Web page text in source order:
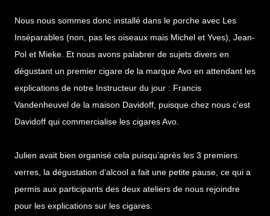
Nous nous sommes donc installé dans le porche avec Les
Inséparables (non, pas les oiseaux mais Michel et Yves), Jean-
Pol et Mieke. Et nous avons palabrer de sujets divers en
dégustant un premier cigare de la marque Avo en attendant les
explications de notre Instructeur du jour : Francis
Vandenheuvel de la maison Davidoff, puisque chez nous c’est
Davidoff qui commercialise les cigares Avo.
Julien avait bien organisé cela puisqu’après les 3 premiers
verres, la dégustation d’alcool a fait une petite pause, ce qui a
permis aux participants des deux ateliers de nous rejoindre
pour les explications sur les cigares.